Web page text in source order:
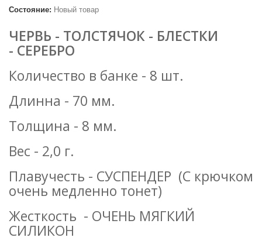
Состояние: Новый товар
ЧЕРВЬ - ТОЛСТЯЧОК - БЛЕСТКИ
- СЕРЕБРО
Количество в банке - 8 шт.
Длинна - 70 мм.
Толщина - 8 мм.
Вес - 2,0 г.
Плавучесть - СУСПЕНДЕР (С крючком
очень медленно тонет)
Жесткость - ОЧЕНЬ МЯГКИЙ
СИЛИКОН